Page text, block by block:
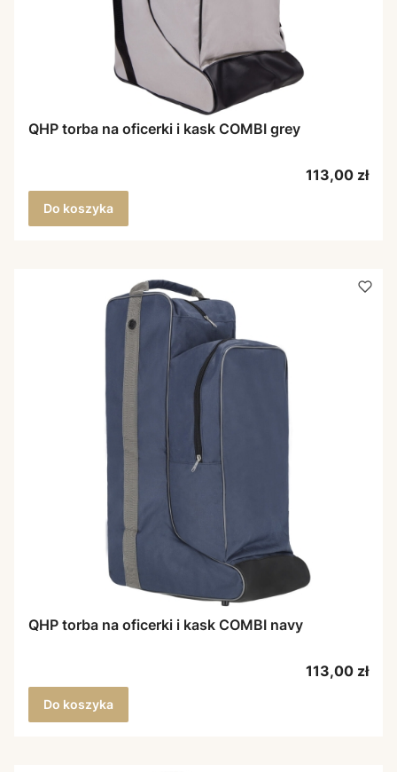
QHP torba na oficerki i kask COMBI grey
Cena
113,00 zł
Do koszyka
QHP torba na oficerki i kask COMBI navy
Cena
113,00 zł
Do koszyka